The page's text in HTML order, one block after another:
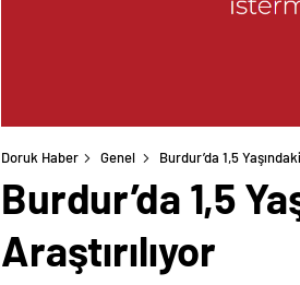
Doruk Haber Genel Burdur’da 1,5
Burdur’da 1,5
Araştırılıyor